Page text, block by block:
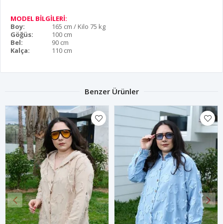
MODEL BİLGİLERİ:
Boy:
165 cm / Kilo 75 kg
Göğüs:
100 cm
Bel:
90 cm
Kalça:
110 cm
Benzer Ürünler